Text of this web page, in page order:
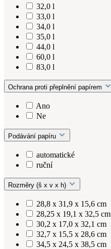
32,0 l
33,0 l
34,0 l
35,0 l
44,0 l
60,0 l
83,0 l
Ochrana proti přeplnění papírem
Ano
Ne
Podávání papíru
automatické
ruční
Rozměry (š x v x h)
28,8 x 31,9 x 15,6 cm
28,25 x 19,1 x 32,5 cm
30,2 x 17,0 x 32,1 cm
32,7 x 15,5 x 28,6 cm
34,5 x 24,5 x 38,5 cm